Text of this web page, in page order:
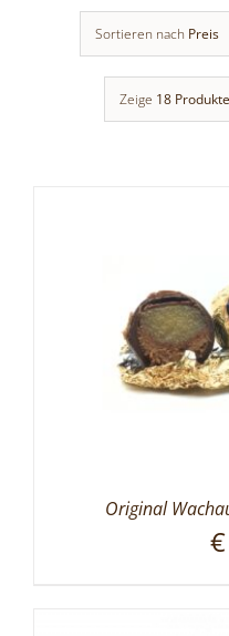
Sortieren nach Preis
Zeige 18 Produkte
Original
€